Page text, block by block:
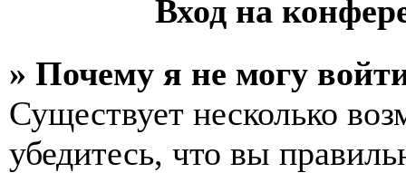
Вход на
» Почему я не могу
Существует несколько
убедитесь, что вы